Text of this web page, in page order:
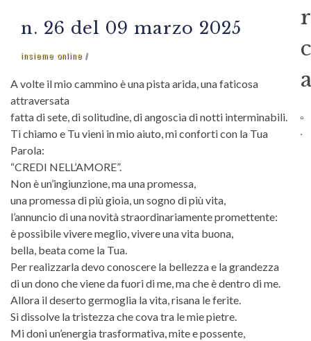
r
c
n. 26 del 09 marzo 2025
insieme online
A volte il mio cammino è una pista arida, una faticosa
attraversata
fatta di sete, di solitudine, di angoscia di notti interminabili.
Ti chiamo e Tu vieni in mio aiuto, mi conforti con la Tua
Parola:
“CREDI NELL’AMORE”.
Non è un’ingiunzione, ma una promessa,
una promessa di più gioia, un sogno di più vita,
l’annuncio di una novità straordinariamente promettente:
è possibile vivere meglio, vivere una vita buona,
bella, beata come la Tua.
Per realizzarla devo conoscere la bellezza e la grandezza
di un dono che viene da fuori di me, ma che è dentro di me.
Allora il deserto germoglia la vita, risana le ferite.
Si dissolve la tristezza che cova tra le mie pietre.
Mi doni un’energia trasformativa, mite e possente,